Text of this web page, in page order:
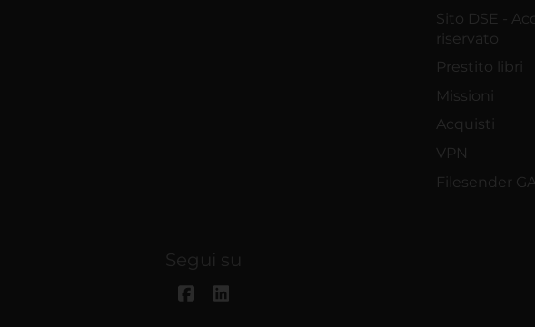
Sito DSE -
riservato
Prestito libri
Missioni
Acquisti
VPN
Filesender
Segui su